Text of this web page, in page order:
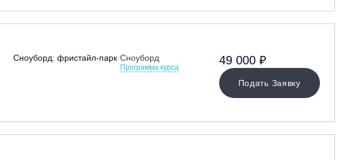
Сноуборд: фристайл-парк Сноуборд
Программа курса
Подать Заявку
49 000 ₽